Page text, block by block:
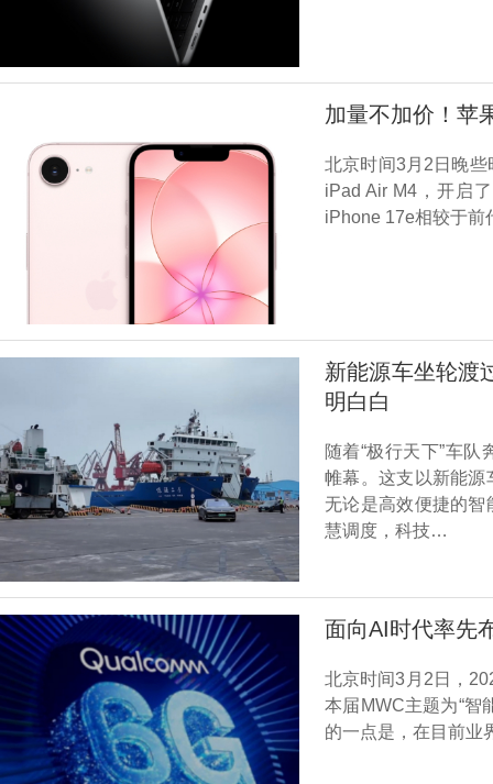
加量不加价！苹
北京时间3月2日晚
iPad Air M4，开启
iPhone 17e相较于
新能源车坐轮渡
明白白
随着“极行天下”车
帷幕。这支以新能源
无论是高效便捷的
慧调度，科技…
面向AI时代率先
北京时间3月2日，
本届MWC主题为‌“智
的一点是，在目前